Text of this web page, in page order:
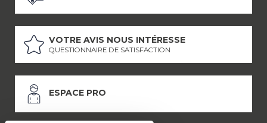
VOTRE AVIS NOUS INTÉRESSE
QUESTIONNAIRE DE SATISFACTION
ESPACE PRO